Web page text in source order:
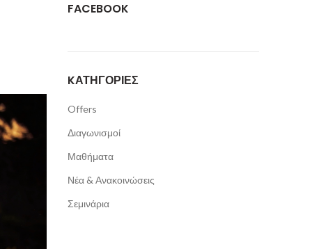
FACEBOOK
KΑΤΗΓΟΡΊΕΣ
Offers
Διαγωνισμοί
Μαθήματα
Νέα & Ανακοινώσεις
Σεμινάρια